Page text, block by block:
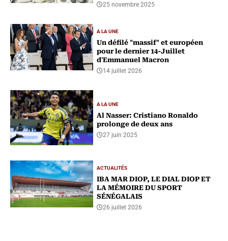
25 novembre 2025
A LA UNE
Un défilé "massif" et européen
pour le dernier 14-Juillet
d'Emmanuel Macron
14 juillet 2026
A LA UNE
Al Nasser: Cristiano Ronaldo
prolonge de deux ans
27 juin 2025
ACTUALITÉS
IBA MAR DIOP, LE DIAL DIOP ET
LA MÉMOIRE DU SPORT
SÉNÉGALAIS
26 juillet 2026